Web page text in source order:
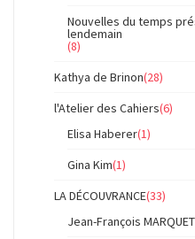
Nouvelles du temps
lendemain
(8)
Kathya de Brinon(28)
l'Atelier des Cahiers(6)
Elisa Haberer(1)
Gina Kim(1)
LA DÉCOUVRANCE(33)
Jean-François MARQUET